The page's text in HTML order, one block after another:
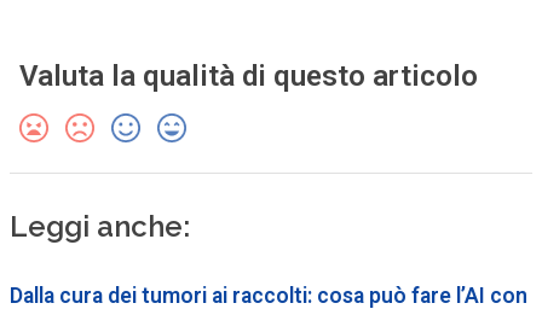
Valuta la qualità di questo articolo
Leggi anche:
Dalla cura dei tumori ai raccolti: cosa può fare l’AI con